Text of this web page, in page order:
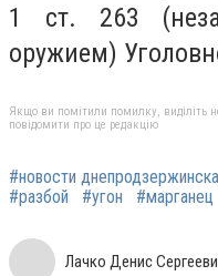
1 ст. 263
оружием)
Якщо ви помітили помилку, виділіть
повідомити про це редакцію
#новости днепродзержинска
#разбой
#угон #марганец
Лачко Денис